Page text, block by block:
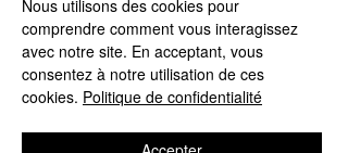
4,9/5
Offres et Services
Nous utilisons des cookies pour
comprendre comment vous interagissez
avec notre site. En acceptant, vous
consentez à notre utilisation de ces
cookies. Politique de confidentialité